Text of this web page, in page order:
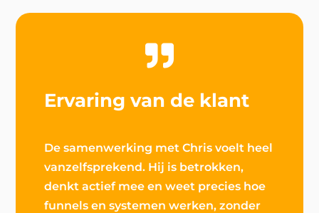

Ervaring van de klant
De samenwerking met Chris voelt heel
vanzelfsprekend. Hij is betrokken,
denkt actief mee en weet precies hoe
funnels en systemen werken, zonder